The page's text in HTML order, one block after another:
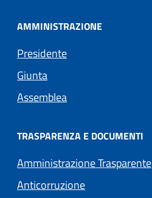
AMMINISTRAZIONE
Presidente
Giunta
Assemblea
TRASPARENZA E DOCUMENTI
Amministrazione Trasparente
Anticorruzione